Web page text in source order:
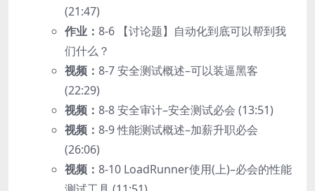
(21:47)
作业： 8-6 【讨论题】自动化到底可以帮到我
们什么？
视频： 8-7 安全测试概述–可以装逼黑客
(22:29)
视频： 8-8 安全审计–安全测试必会 (13:51)
视频： 8-9 性能测试概述–加薪升职必会
(26:06)
视频： 8-10 LoadRunner使用(上)–必会的性能